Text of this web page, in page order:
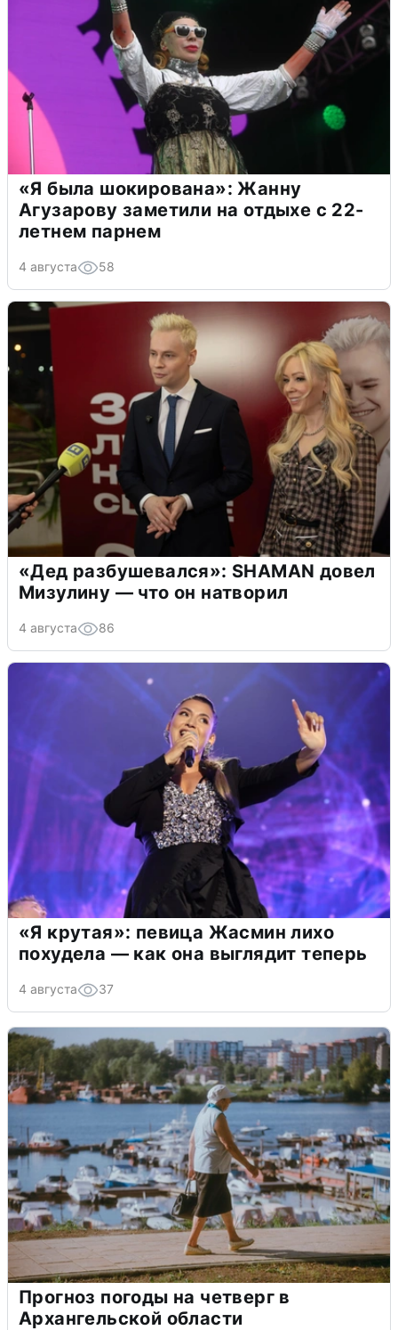
«Я была шокирована»: Жанну
Агузарову заметили на отдыхе с 22-
летнем парнем
4 августа 58
«Дед разбушевался»: SHAMAN довел
Мизулину — что он натворил
4 августа 86
«Я крутая»: певица Жасмин лихо
похудела — как она выглядит теперь
4 августа 37
Прогноз погоды на четверг в
Архангельской области